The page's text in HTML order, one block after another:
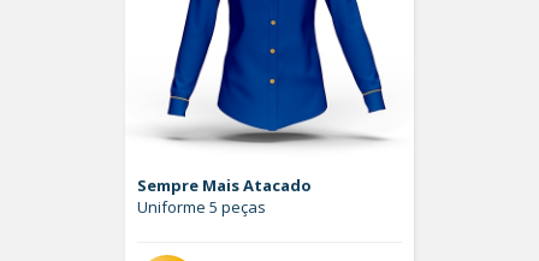
Sempre Mais Atacado
Uniforme 5 peças